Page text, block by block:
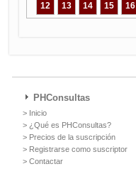
12 13 14 15 16
PHConsultas
> Inicio
> ¿Qué es PHConsultas?
> Precios de la suscripción
> Registrarse como suscriptor
> Contactar